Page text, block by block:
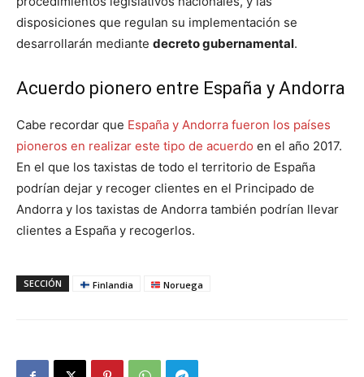
disposiciones que regulan su implementación se
desarrollarán mediante decreto gubernamental.
Acuerdo pionero entre España y Andorra
Cabe recordar que España y Andorra fueron los países
pioneros en realizar este tipo de acuerdo en el año 2017.
En el que los taxistas de todo el territorio de España
podrían dejar y recoger clientes en el Principado de
Andorra y los taxistas de Andorra también podrían llevar
clientes a España y recogerlos.
SECCIÓN Finlandia Noruega